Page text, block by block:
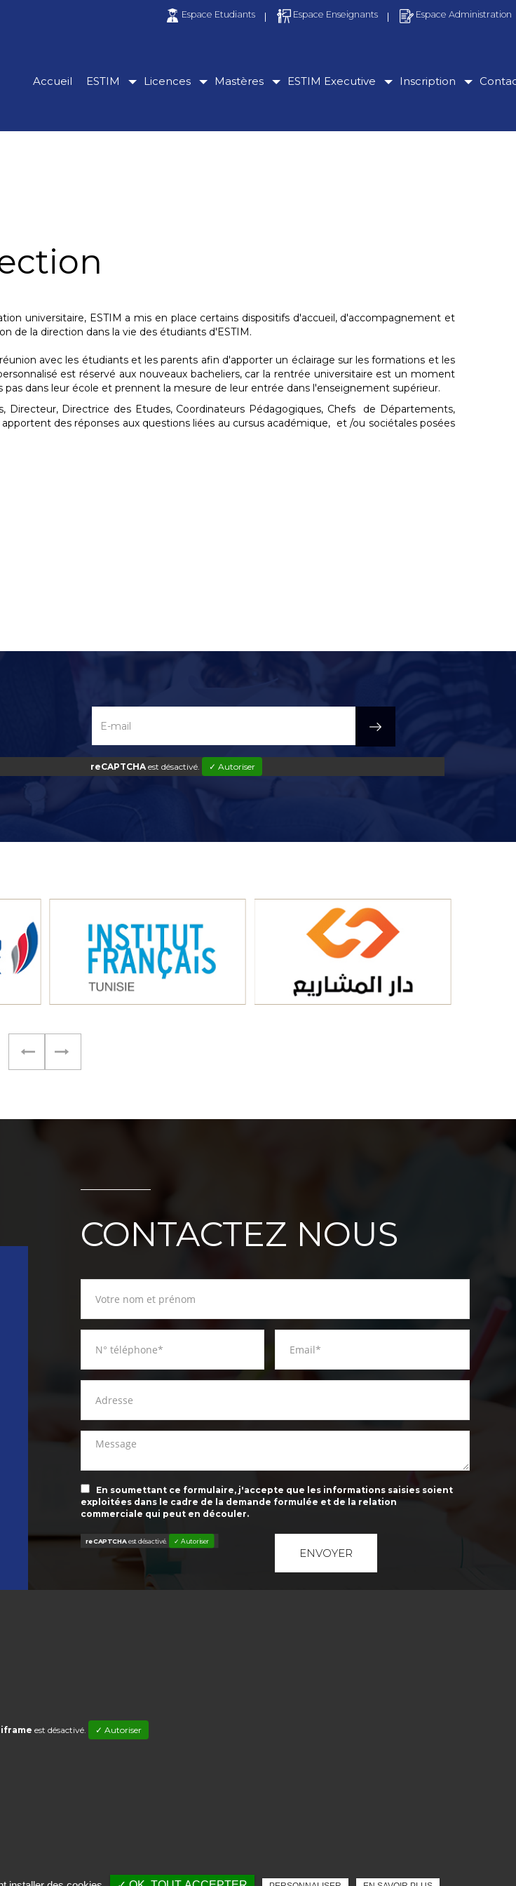
Espace Etudiants Espace Enseignants Espace Administration
Accueil ESTIM Licences Mastères ESTIM Executive Inscription
universitaire, ESTIM a mis en place certains dispositifs d'accueil, d'accompagnement et
de la direction dans la vie des étudiants d'ESTIM.
avec les étudiants et les parents afin d'apporter un éclairage sur les formations et les
est réservé aux nouveaux bacheliers, car la rentrée universitaire est un moment
dans leur école et prennent la mesure de leur entrée dans l'enseignement supérieur.
Directeur, Directrice des Etudes, Coordinateurs Pédagogiques, Chefs de Départements,
des réponses aux questions liées au cursus académique, et /ou sociétales posées
reCAPTCHA est désactivé. ✓ Autoriser
CONTACTEZ NOUS
En soumettant ce formulaire, j'accepte que les informations saisies soient
exploitées dans le cadre de la demande formulée et de la relation
commerciale qui peut en découler.
reCAPTCHAest désactivé. ✓ Autoriser
iframe est désactivé. ✓ Autoriser